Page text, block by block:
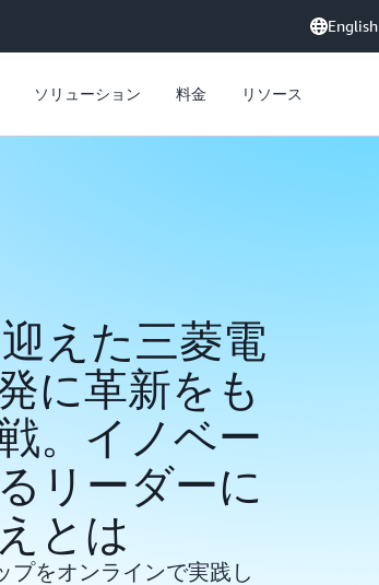
English
ソリューション 料金 リソース
えた三菱電
に革新をも
。イノベー
リーダーに
とは
プをオンラインで実践し